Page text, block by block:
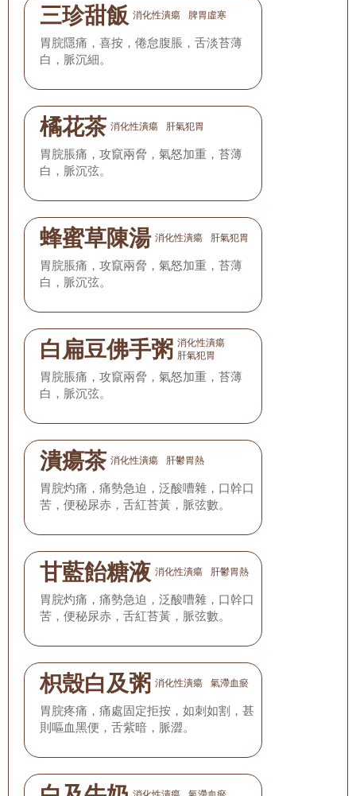
三珍甜飯 消化性潰瘍 脾胃虛寒
胃脘隱痛，喜按，倦怠腹脹，舌淡苔薄
白，脈沉細。
橘花茶 消化性潰瘍 肝氣犯胃
胃脘脹痛，攻竄兩脅，氣怒加重，苔薄
白，脈沉弦。
蜂蜜草陳湯 消化性潰瘍 肝氣犯胃
胃脘脹痛，攻竄兩脅，氣怒加重，苔薄
白，脈沉弦。
白扁豆佛手粥 消化性潰瘍
肝氣犯胃
胃脘脹痛，攻竄兩脅，氣怒加重，苔薄
白，脈沉弦。
潰瘍茶 消化性潰瘍 肝鬱胃熱
胃脘灼痛，痛勢急迫，泛酸嘈雜，口幹口
苦，便秘尿赤，舌紅苔黃，脈弦數。
甘藍飴糖液 消化性潰瘍 肝鬱胃熱
胃脘灼痛，痛勢急迫，泛酸嘈雜，口幹口
苦，便秘尿赤，舌紅苔黃，脈弦數。
枳殼白及粥 消化性潰瘍 氣滯血瘀
胃脘疼痛，痛處固定拒按，如刺如割，甚
則嘔血黑便，舌紫暗，脈澀。
消化性潰瘍 氣滯血瘀